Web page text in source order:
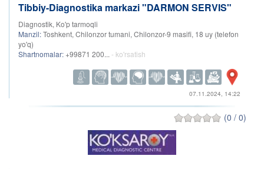
Tibbiy-Diagnostika markazi "DARMON SERVIS"
Diagnostik, Ko'p tarmoqli
Manzil:Toshkent, Chilonzor tumani, Chilonzor-9 masifi, 18 uy (telefon
yo'q)
Shartnomalar: +99871 200... - ko'rsatish
07.11.2024, 14:22
(0 / 0)